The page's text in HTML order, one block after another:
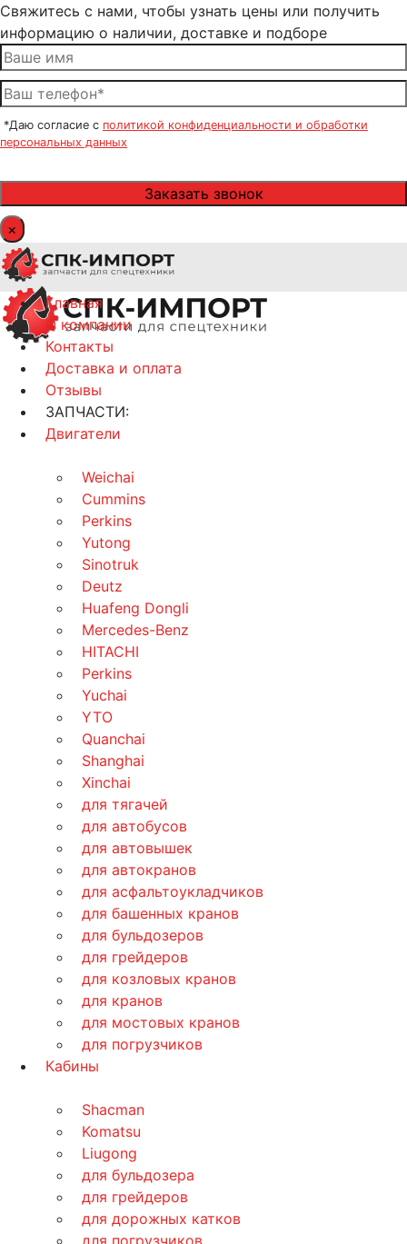
Свяжитесь с нами, чтобы узнать цены или получить
информацию о наличии, доставке и подборе
*Даю согласие с политикой конфиденциальности и обработки
персональных данных
×
Главная
О компании
Контакты
Доставка и оплата
Отзывы
ЗАПЧАСТИ:
Двигатели
Weichai
Cummins
Perkins
Yutong
Sinotruk
Deutz
Huafeng Dongli
Mercedes-Benz
HITACHI
Perkins
Yuchai
YTO
Quanchai
Shanghai
Xinchai
для тягачей
для автобусов
для автовышек
для автокранов
для асфальтоукладчиков
для башенных кранов
для бульдозеров
для грейдеров
для козловых кранов
для кранов
для мостовых кранов
для погрузчиков
Кабины
Shacman
Komatsu
Liugong
для бульдозера
для грейдеров
для дорожных катков
для погрузчиков